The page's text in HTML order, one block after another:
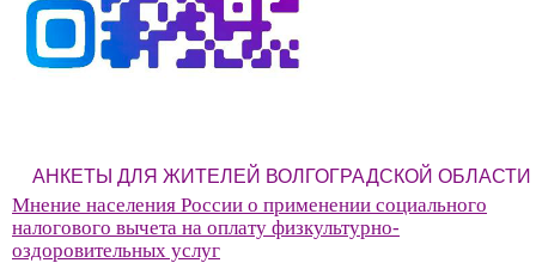
АНКЕТЫ ДЛЯ ЖИТЕЛЕЙ ВОЛГОГРАДСКОЙ ОБЛАСТИ
Мнение населения России о применении социального
налогового вычета на оплату физкультурно-
оздоровительных услуг